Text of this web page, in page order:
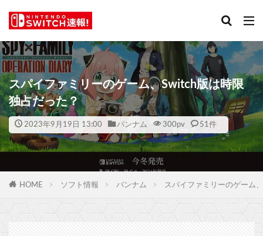
スパイファミリーのゲーム、Switch版は時限
独占だった？
2023年9月19日 13:00 バンナム 300pv 51件
HOME ソフト情報 バンナム スパイファミリーのゲーム